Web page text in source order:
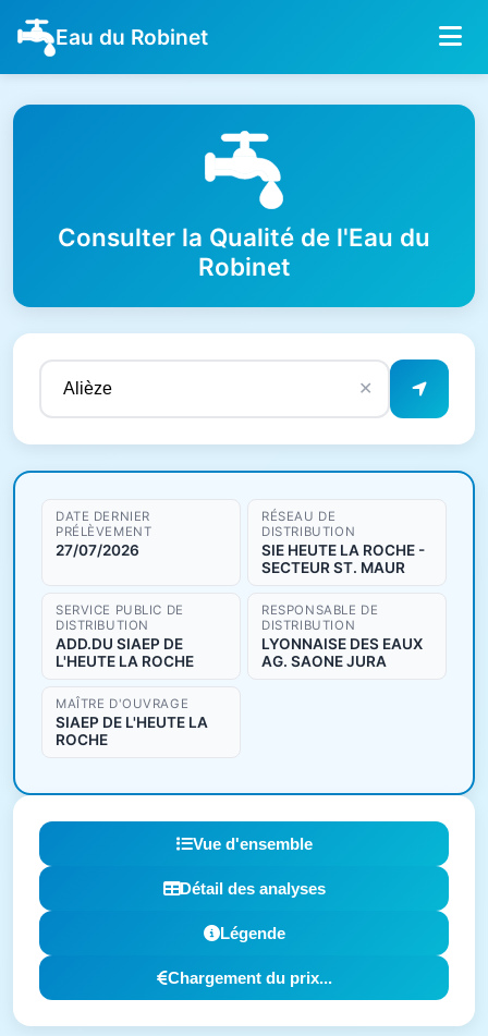
Eau du Robinet
Consulter la Qualité de l'Eau du
Robinet
✕
Résultats de qualité de l'eau
DATE DERNIER
PRÉLÈVEMENT
27/07/2026
RÉSEAU DE
DISTRIBUTION
SIE HEUTE LA ROCHE -
SECTEUR ST. MAUR
SERVICE PUBLIC DE
DISTRIBUTION
ADD.DU SIAEP DE
L'HEUTE LA ROCHE
RESPONSABLE DE
DISTRIBUTION
LYONNAISE DES EAUX
AG. SAONE JURA
MAÎTRE D'OUVRAGE
SIAEP DE L'HEUTE LA
ROCHE
Vue d'ensemble
Détail des analyses
Légende
Chargement du prix...